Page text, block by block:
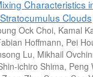
Characteristics
Clouds
Ock Choi, Kamal
Hoffmann, Pei
Lu, Mikhail
ichiro Shima, Peng